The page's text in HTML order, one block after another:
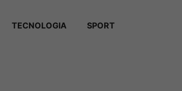
TECNOLOGIA SPORT